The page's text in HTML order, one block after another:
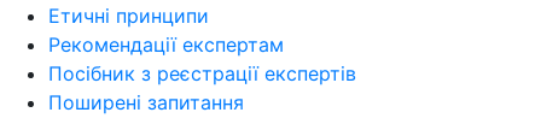
Етичні принципи
Рекомендації експертам
Посібник з реєстрації експертів
Поширені запитання